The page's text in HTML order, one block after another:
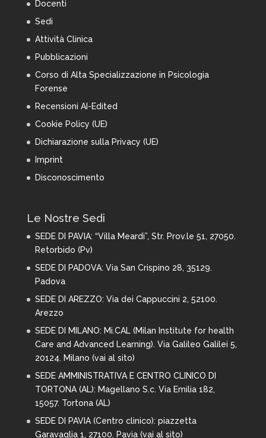
Docenti
Sedi
Attività Clinica
Pubblicazioni
Corso di Alta Specializzazione in Psicologia
Forense
Recensioni AI-Edited
Cookie Policy (UE)
Dichiarazione sulla Privacy (UE)
Imprint
Disconoscimento
Le Nostre Sedi
SEDE DI PAVIA: “Villa Meardi”, Str. Prov.le 51, 27050.
Retorbido (Pv)
SEDE DI PADOVA: Via San Crispino 28, 35129.
Padova
SEDE DI AREZZO: Via dei Cappuccini 2, 52100.
Arezzo
SEDE DI MILANO: Mi.CAL (Milan Institute for health
Care and Advanced Learning). Via Galileo Galilei 5,
20124. Milano (vai al sito)
SEDE AMMINISTRATIVA E CENTRO CLINICO DI
TORTONA (AL): Magellano S.c. Via Emilia 182,
15057. Tortona (AL)
SEDE DI PAVIA (Centro clinico): piazzetta
Garavaglia 1, 27100. Pavia (vai al sito)